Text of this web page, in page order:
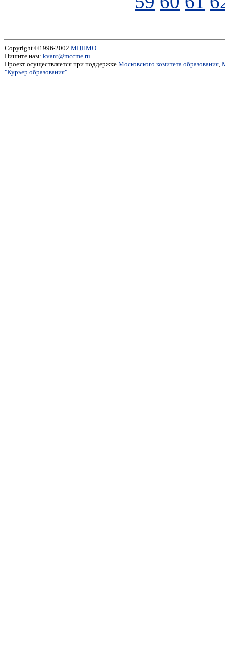
Copyright ©1996-2002 МЦНМО
Пишите нам: kvant@mccme.ru
Проект осуществляется при поддержке Московского комитета образования,
"Курьер образования"